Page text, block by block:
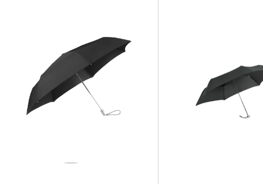
ALU DROP S
ALU DROP S
ALU DROP S